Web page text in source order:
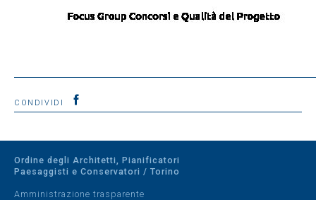
CONDIVIDI
Ordine degli Architetti, Pianificatori
Paesaggisti e Conservatori / Torino
Amministrazione trasparente